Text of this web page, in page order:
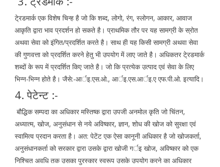
टे्रडमार्क एक विशेष चिन्ह है जो कि शब्द, लोगो, रंग, स्लोगन, आकार, आवाज
आकृति द्वारा भाव प्रदर्शन हो सकते है। प्राथमिक तौर पर यह सामग्री के स्रोत
अथवा सेवा को इंगित/प्रदर्शित करते है। साथ ही यह किसी सामग्री अथवा सेवा
की गुणवत्ता को प्रदर्शित करने हेतु भी उपयोग में लाए जाते है। अधिकतर टे्रडमार्क
शब्दों के रूप में प्रदर्शित किए जाते है। जो कि प्रत्येक उत्पाद एवं सेवा के लिए
भिन्न-भिन्न होते है। जैसे:-आर्इ.एस.ओ., आर्इ.एस.आर्इ.ए एफ.पी.ओ. इत्यादि।
4. पेटेन्ट :-
बौद्धिक सम्पदा का अधिकार मस्तिष्क द्वारा उपजी अनमोल कृति जो चिंतन,
अध्यात्म, खोज, अनुसंधान से नये अविष्कार, ज्ञान, शोध की खोज को सुरक्षा एवं
स्वामित्व प्रदान करता है। अत: पेटेंट एक ऐसा कानूनी अधिकार है जो खोजकर्ता,
अनुसंधानकर्ता को सरकार द्वारा उसके द्वारा खोजी गर्इ खोज, अविष्कार को एक
निश्चित अवधि तक उसका पुरस्कार स्वरूप उसके उपयोग करने का अधिकार